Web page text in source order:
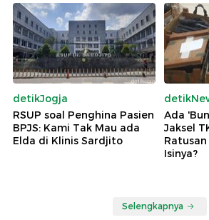
detikJogja
RSUP soal Penghina Pasien
BPJS: Kami Tak Mau ada
Elda di Klinis Sardjito
Ada
Jaksel
Isinya?
Selengkapnya